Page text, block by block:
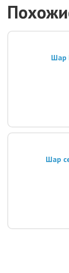
Шар
Шар